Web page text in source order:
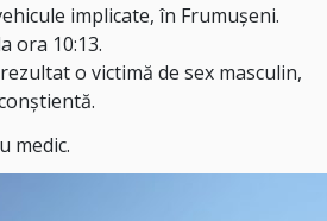
implicate, în Frumușeni.
ora 10:13.
o victimă de sex masculin,
medic.